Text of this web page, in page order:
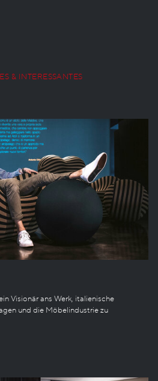
& INTERESSANTES
Visionär ans Werk, italienische
und die Möbelindustrie zu